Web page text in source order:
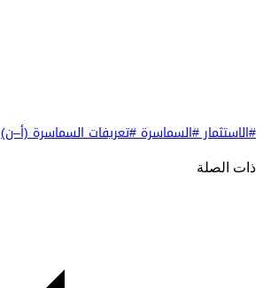
#الاستثمار#السماسرة#تعريفات السماسرة (أ–ن)
ذات الصلة